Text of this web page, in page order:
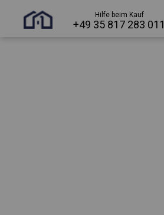
Hilfe beim Kauf
+49 35 817 283 011